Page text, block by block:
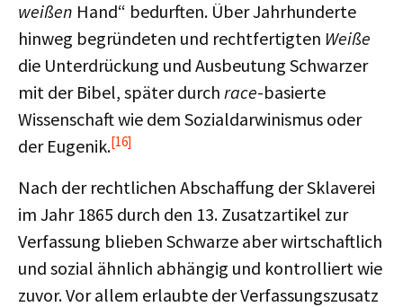
weißen Hand“ bedurften. Über Jahrhunderte
hinweg begründeten und rechtfertigten Weiße
die Unterdrückung und Ausbeutung Schwarzer
mit der Bibel, später durch race-basierte
Wissenschaft wie dem Sozialdarwinismus oder
der Eugenik.[16]
Nach der rechtlichen Abschaffung der Sklaverei
im Jahr 1865 durch den 13. Zusatzartikel zur
Verfassung blieben Schwarze aber wirtschaftlich
und sozial ähnlich abhängig und kontrolliert wie
zuvor. Vor allem erlaubte der Verfassungszusatz